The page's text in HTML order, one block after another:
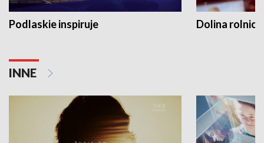
Podlaskie inspiruje Dolina
INNE